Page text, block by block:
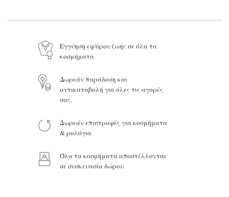
Εγγύηση εφ'όρου ζωής σε όλα τα
κοσμήματα
Δωρεάν παράδοση και
αντικαταβολή για όλες τις αγορές
σας.
Δωρεάν επιστροφές για κοσμήματα
& ρολόγια
Όλα τα κοσμήματα αποστέλλονται
σε συσκευασία δώρου